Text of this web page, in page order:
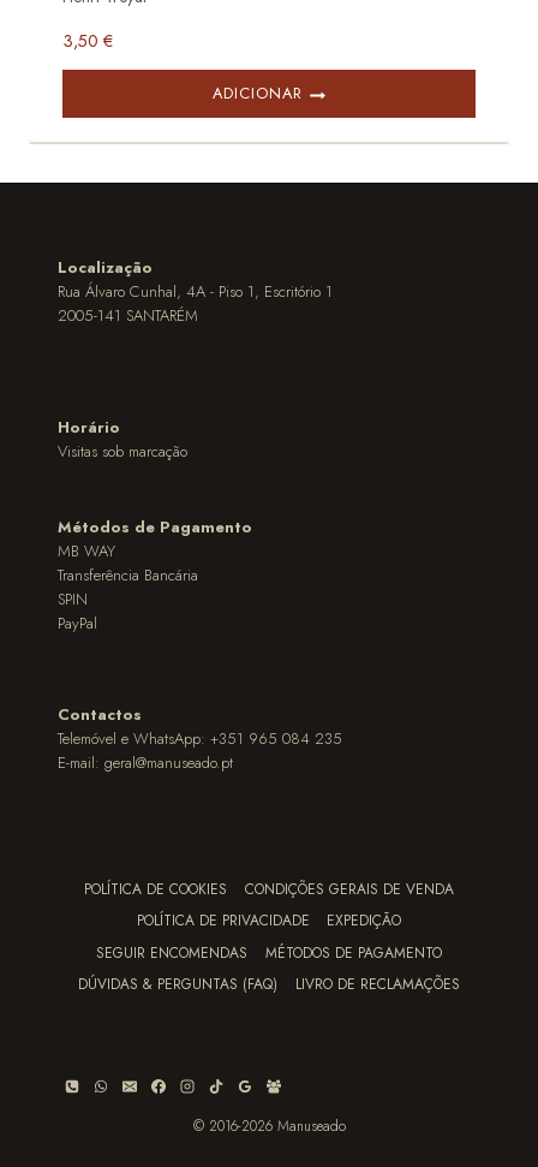
3,50 €
ADICIONAR
Localização
Rua Álvaro Cunhal, 4A - Piso 1, Escritório 1
2005-141 SANTARÉM
Horário
Visitas sob marcação
Métodos de Pagamento
MB WAY
Transferência Bancária
SPIN
PayPal
Contactos
Telemóvel e WhatsApp: +351 965 084 235
E-mail: geral@manuseado.pt
POLÍTICA DE COOKIES
CONDIÇÕES GERAIS DE VENDA
POLÍTICA DE PRIVACIDADE
EXPEDIÇÃO
SEGUIR ENCOMENDAS
MÉTODOS DE PAGAMENTO
DÚVIDAS & PERGUNTAS (FAQ)
LIVRO DE RECLAMAÇÕES
© 2016-2026 Manuseado